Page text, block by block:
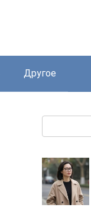
Другое